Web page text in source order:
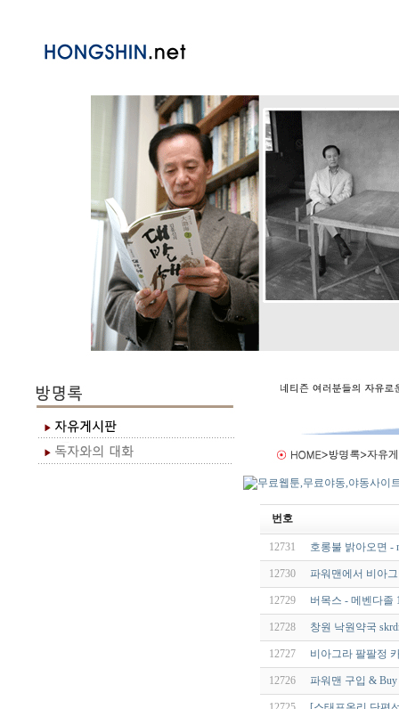
번호
12731 호롱불 밝아오면 -
12730 파워맨에서 비아
12729 버목스 - 메벤다졸
12728 창원 낙원약국
12727 비아그라 팔팔정
12726 파워맨 구입 & Buy